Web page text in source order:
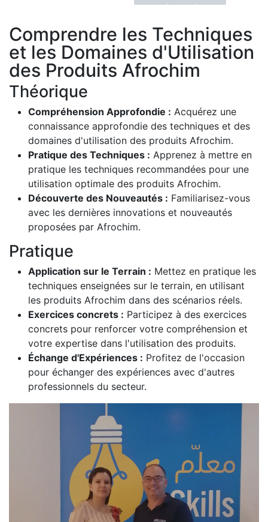
Comprendre les Techniques
et les Domaines d'Utilisation
des Produits Afrochim
Théorique
Compréhension Approfondie : Acquérez une
connaissance approfondie des techniques et des
domaines d'utilisation des produits Afrochim.
Pratique des Techniques : Apprenez à mettre en
pratique les techniques recommandées pour une
utilisation optimale des produits Afrochim.
Découverte des Nouveautés : Familiarisez-vous
avec les dernières innovations et nouveautés
proposées par Afrochim.
Pratique
Application sur le Terrain : Mettez en pratique les
techniques enseignées sur le terrain, en utilisant
les produits Afrochim dans des scénarios réels.
Exercices concrets : Participez à des exercices
concrets pour renforcer votre compréhension et
votre expertise dans l'utilisation des produits.
Échange d'Expériences : Profitez de l'occasion
pour échanger des expériences avec d'autres
professionnels du secteur.